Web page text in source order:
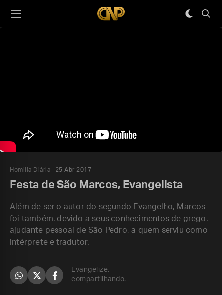
Homilia Diária 25 Abr 2017
Festa de São Marcos, Evangelista
Além de ser o autor do segundo Evangelho, Marcos
foi também, devido a seus conhecimentos de grego,
ajudante pessoal de São Pedro, a quem serviu como
intérprete e tradutor.
Evangelize,
compartilhando.